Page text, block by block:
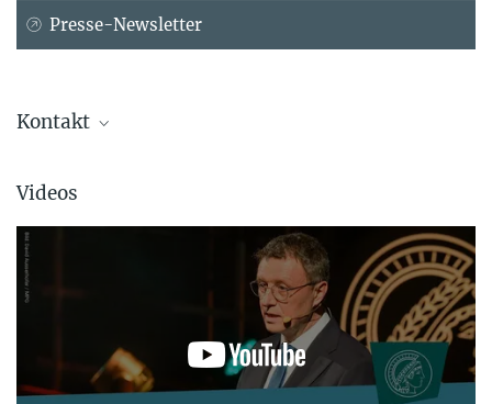
Presse-Newsletter
Kontakt
Marketing und Public Relations
berninger@...
Max Planck Innovation , München
Videos